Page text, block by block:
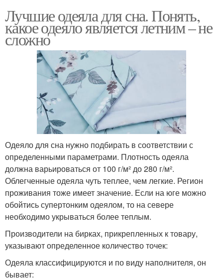
Лучшие одеяла для сна. Понять,
какое одеяло является летним – не
сложно
Одеяло для сна нужно подбирать в соответствии с
определенными параметрами. Плотность одеяла
должна варьироваться от 100 г/м² до 280 г/м².
Облегченные одеяла чуть теплее, чем легкие. Регион
проживания тоже имеет значение. Если на юге можно
обойтись супертонким одеялом, то на севере
необходимо укрываться более теплым.
Производители на бирках, прикрепленных к товару,
указывают определенное количество точек:
Одеяла классифицируются и по виду наполнителя, он
бывает: